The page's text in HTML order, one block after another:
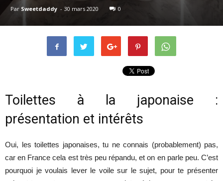
Par Sweetdaddy - 30 mars 2020 0
Toilettes à la japonaise :
présentation et intérêts
Oui, les toilettes japonaises, tu ne connais (probablement) pas,
car en France cela est très peu répandu, et on en parle peu. C’est
pourquoi je voulais lever le voile sur le sujet, pour te présenter